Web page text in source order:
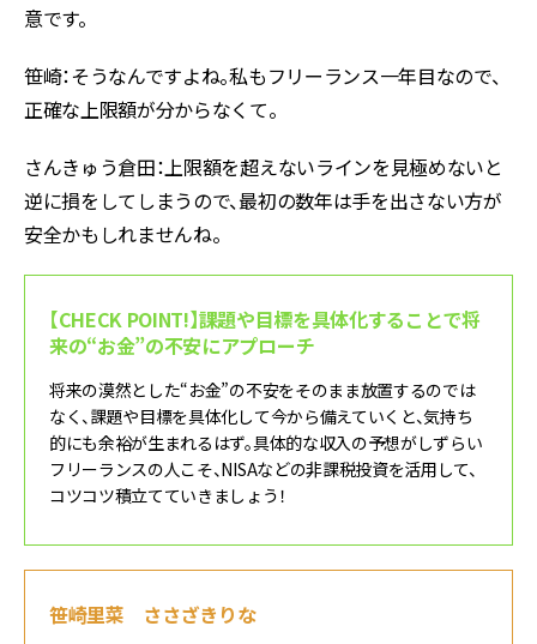
意です。
笹崎：そうなんですよね。私もフリーランス一年目なので、
正確な上限額が分からなくて。
さんきゅう倉田：上限額を超えないラインを見極めないと
逆に損をしてしまうので、最初の数年は手を出さない方が
安全かもしれませんね。
【CHECK POINT!】課題や目標を具体化することで将
来の“お金”の不安にアプローチ
将来の漠然とした“お金”の不安をそのまま放置するのでは
なく、課題や目標を具体化して今から備えていくと、気持ち
的にも余裕が生まれるはず。具体的な収入の予想がしずらい
フリーランスの人こそ、NISAなどの非課税投資を活用して、
コツコツ積立てていきましょう！
笹崎里菜 ささざきりな